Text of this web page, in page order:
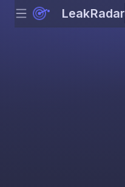
Menu LeakRadar